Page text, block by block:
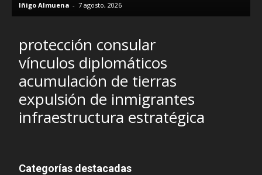
Iñigo Almuena - 7 agosto, 2026
protección consular
vínculos diplomáticos
acumulación de tierras
expulsión de inmigrantes
infraestructura estratégica
Categorías destacadas